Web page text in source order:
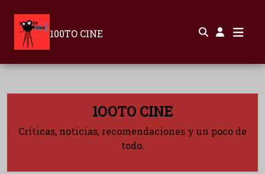
100TO CINE
1OOTO CINE
Críticas, noticias, recomendaciones y un poco de
todo.